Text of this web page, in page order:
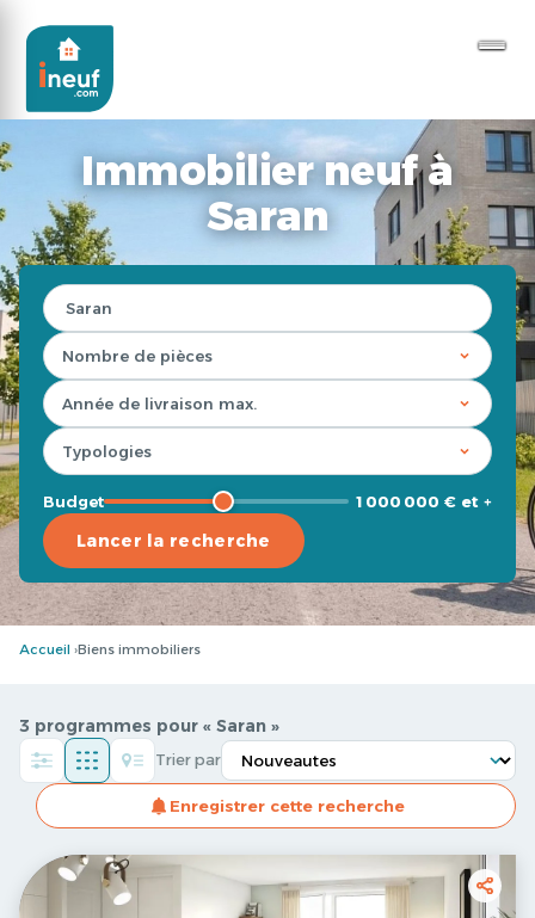
Immobilier neuf à
Saran
Budget 1 000 000 € et +
Lancer la recherche
Accueil Biens immobiliers
3 programmes pour « Saran »
Enregistrer cette recherche
Trier par